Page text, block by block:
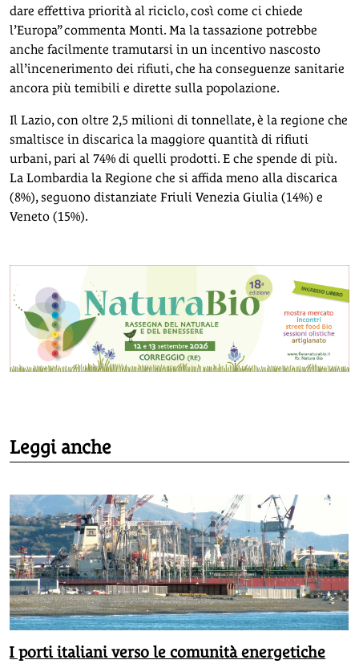
dare effettiva priorità al riciclo, così come ci chiede
l’Europa” commenta Monti. Ma la tassazione potrebbe
anche facilmente tramutarsi in un incentivo nascosto
all’incenerimento dei rifiuti, che ha conseguenze sanitarie
ancora più temibili e dirette sulla popolazione.
Il Lazio, con oltre 2,5 milioni di tonnellate, è la regione che
smaltisce in discarica la maggiore quantità di rifiuti
urbani, pari al 74% di quelli prodotti. E che spende di più.
La Lombardia la Regione che si affida meno alla discarica
(8%), seguono distanziate Friuli Venezia Giulia (14%) e
Veneto (15%).
Leggi anche
I porti italiani verso le comunità energetiche